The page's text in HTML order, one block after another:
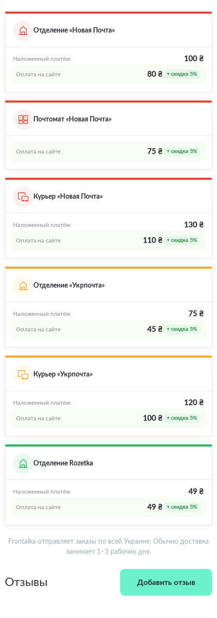
Отделение «Новая Почта»
Наложенный платёж 100 ₴
Оплата на сайте 80 ₴ + скидка 5%
Почтомат «Новая Почта»
Оплата на сайте 75 ₴ + скидка 5%
Курьер «Новая Почта»
Наложенный платёж 130 ₴
Оплата на сайте 110 ₴ + скидка 5%
Отделение «Укрпочта»
Наложенный платёж 75 ₴
Оплата на сайте 45 ₴ + скидка 5%
Курьер «Укрпочта»
Наложенный платёж 120 ₴
Оплата на сайте 100 ₴ + скидка 5%
Отделение Rozetka
Наложенный платёж 49 ₴
Оплата на сайте 49 ₴ + скидка 5%
Frontalka отправляет заказы по всей Украине. Обычно доставка
занимает 1–3 рабочих дня.
Отзывы Добавить отзыв